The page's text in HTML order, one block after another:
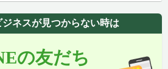
ジネスが見つからない時は
の友だち